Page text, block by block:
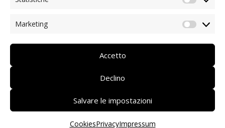
Marketing
Accetto
Declino
Salvare le impostazioni
CookiesPrivacyImpressum
94139550217 | P.IVA 03081120218